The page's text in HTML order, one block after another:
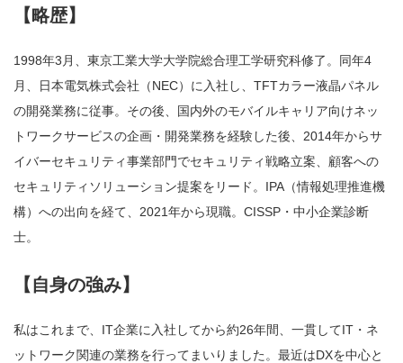
【略歴】
1998年3月、東京工業大学大学院総合理工学研究科修了。同年4
月、日本電気株式会社（NEC）に入社し、TFTカラー液晶パネル
の開発業務に従事。その後、国内外のモバイルキャリア向けネッ
トワークサービスの企画・開発業務を経験した後、2014年からサ
イバーセキュリティ事業部門でセキュリティ戦略立案、顧客への
セキュリティソリューション提案をリード。IPA（情報処理推進機
構）への出向を経て、2021年から現職。CISSP・中小企業診断
士。
【自身の強み】
私はこれまで、IT企業に入社してから約26年間、一貫してIT・ネ
ットワーク関連の業務を行ってまいりました。最近はDXを中心と